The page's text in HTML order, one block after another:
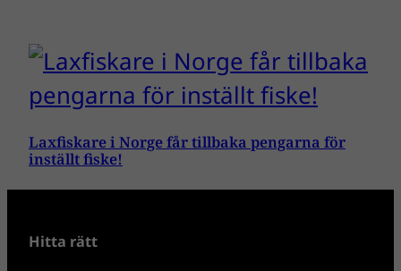
Laxfiskare i Norge får tillbaka pengarna för
inställt fiske!
Hitta rätt